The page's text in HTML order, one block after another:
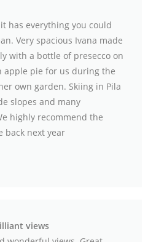
has everything you could
Very spacious Ivana made
with a bottle of presecco on
apple pie for us during the
own garden. Skiing in Pila
slopes and many
highly recommend the
back next year
views